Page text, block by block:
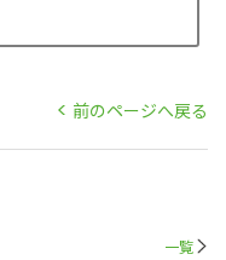
前のページへ戻る
一覧